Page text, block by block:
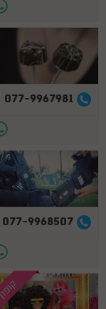
077-9967981
077-9968507